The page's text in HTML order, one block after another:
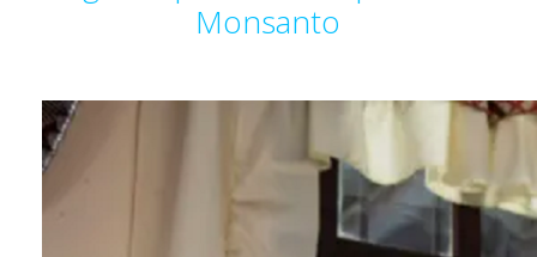
Conoce cual es el mejor calentador solar de
México
Monsanto